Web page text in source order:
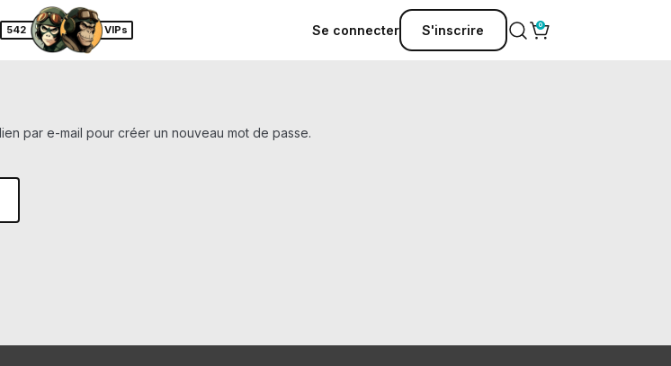
542 VIPs Se connecter S'inscrire
par e-mail pour créer un nouveau mot de passe.